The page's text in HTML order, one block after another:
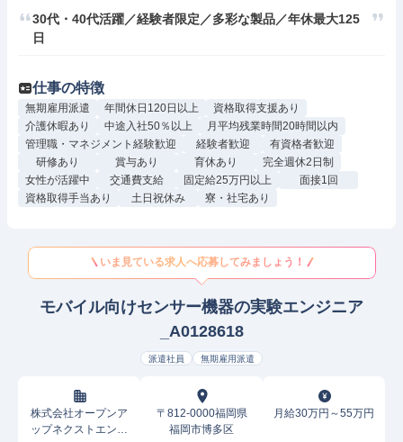
30代・40代活躍／経験者限定／多彩な製品／年休最大125
日
仕事の特徴
無期雇用派遣 年間休日120日以上
資格取得支援あり
介護休暇あり
中途入社50％以上
月平均残業時間20時間以内
管理職・マネジメント経験歓迎
経験者歓迎
有資格者歓迎
研修あり
賞与あり 育休あり
完全週休2日制
女性が活躍中
交通費支給 固定給25万円以上
面接1回
資格取得手当あり
土日祝休み 寮・社宅あり
いま見ている求人へ応募してみましょう！
モバイル向けセンサー機器の実験エンジニア
_A0128618
派遣社員 無期雇用派遣
株式会社オープンア
ップネクストエンジ
〒812-0000福岡県
福岡市博多区
月給30万円～55万円